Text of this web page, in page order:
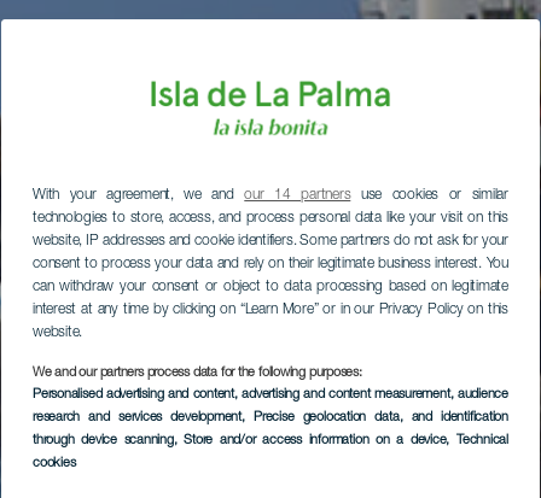
With your agreement, we andour 14 partnersuse cookies or similar
technologies to store, access, and process personal data like your visit on this
website, IP addresses and cookie identifiers. Some partners do not ask for your
consent to process your data and rely on their legitimate business interest. You
can withdraw your consent or object to data processing based on legitimate
interest at any time by clicking on “Learn More” or in our Privacy Policy on this
website.
We and our partners process data for the following purposes:
Personalised advertising and content, advertising and content measurement, audience
research and services development, Precise geolocation data, and identification
through device scanning, Store and/or access information on a device, Technical
cookies